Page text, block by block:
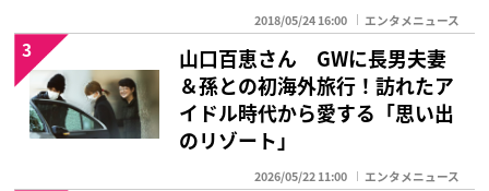
2018/05/24 16:00 エンタメニュース
山口百恵さん GWに長男夫妻
＆孫との初海外旅行！訪れたア
イドル時代から愛する「思い出
のリゾート」
2026/05/22 11:00 エンタメニュース
3